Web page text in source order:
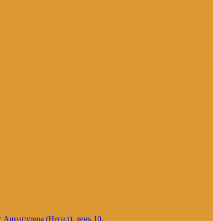
Аннапурны (Непал), день 10.